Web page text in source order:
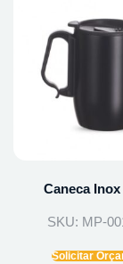
Caneca Inox
SKU: MP-
Solicitar